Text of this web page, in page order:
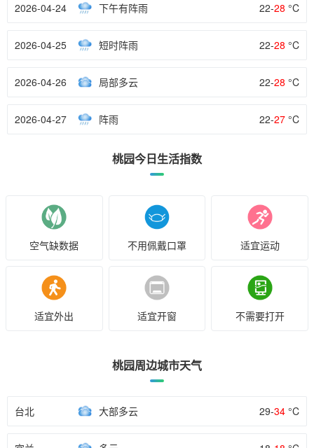
2026-04-24 下午有阵雨 22-28 °C
2026-04-25 短时阵雨 22-28 °C
2026-04-26 局部多云 22-28 °C
2026-04-27 阵雨 22-27 °C
桃园今日生活指数
空气缺数据 不用佩戴口罩 适宜运动
适宜外出 适宜开窗 不需要打开
桃园周边城市天气
台北 大部多云 29-34 °C